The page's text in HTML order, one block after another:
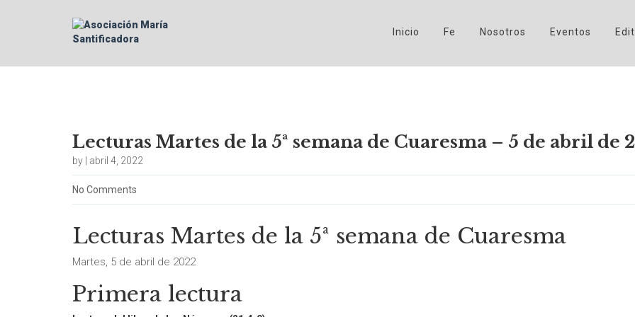
Inicio Fe Nosotros Eventos
Lecturas Martes de la 5ª semana de Cuaresma – 5 de abril de
by | abril 4, 2022
No Comments
Lecturas Martes de la 5ª semana de Cuaresma
Martes, 5 de abril de 2022
Primera lectura